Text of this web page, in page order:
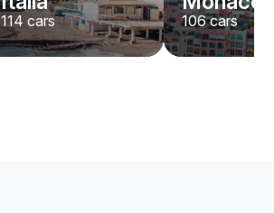
114 cars 106cars